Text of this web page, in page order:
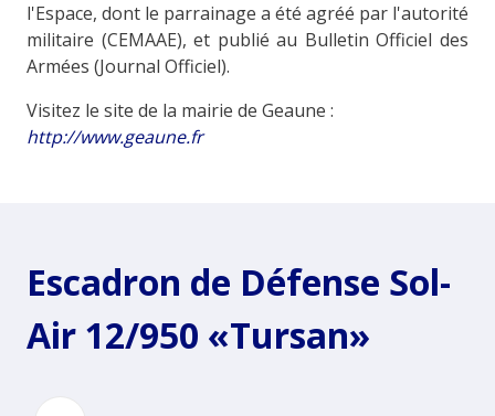
l'Espace, dont le parrainage a été agréé par l'autorité
militaire (CEMAAE), et publié au Bulletin Officiel des
Armées (Journal Officiel).
Visitez le site de la mairie de Geaune :
http://www.geaune.fr
Escadron de Défense Sol-
Air 12/950 «Tursan»